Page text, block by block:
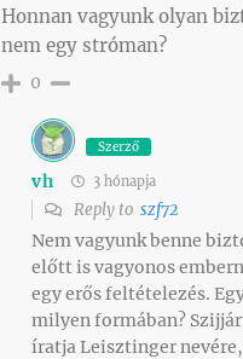
Honnan vagyunk olyan
nem egy stróman?
0
Szerző
vh 3 hónapja
Reply to szf72
Nem vagyunk benne
előtt is vagyonos
egy erős feltételezés.
milyen formában?
íratja Leisztinger